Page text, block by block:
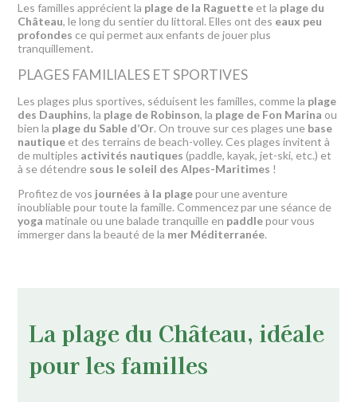
Les familles apprécient la plage de la Raguette et la plage du
Château, le long du sentier du littoral. Elles ont des eaux peu
profondes ce qui permet aux enfants de jouer plus
tranquillement.
PLAGES FAMILIALES ET SPORTIVES
Les plages plus sportives, séduisent les familles, comme la plage
des Dauphins, la plage de Robinson, la plage de Fon Marina ou
bien la plage du Sable d’Or. On trouve sur ces plages une base
nautique et des terrains de beach-volley. Ces plages invitent à
de multiples activités nautiques(paddle, kayak, jet-ski, etc.) et
à se détendre sous le soleil des Alpes-Maritimes !
Profitez de vos journées à la plagepour une aventure
inoubliable pour toute la famille. Commencez par une séance de
yogamatinale ou une balade tranquille en paddlepour vous
immerger dans la beauté de la mer Méditerranée.
La plage du Château, idéale
pour les familles